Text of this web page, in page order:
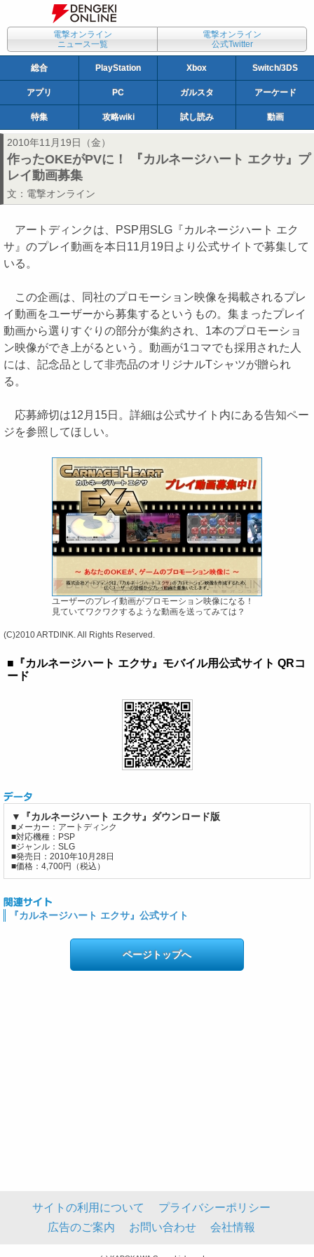
電撃オンライン
ニュース一覧
電撃オンライン
公式Twitter
総合 PlayStation Xbox Switch/3DS
アプリ PC ガルスタ アーケード
特集 攻略wiki 試し読み 動画
2010年11月19日（金）
作ったOKEがPVに！ 『カルネージハート エクサ』プ
レイ動画募集
文： 電撃オンライン
アートディンクは、PSP用SLG『カルネージハート エク
サ』のプレイ動画を本日11月19日より公式サイトで募集して
いる。
この企画は、同社のプロモーション映像を掲載されるプレ
イ動画をユーザーから募集するというもの。集まったプレイ
動画から選りすぐりの部分が集約され、1本のプロモーショ
ン映像ができ上がるという。動画が1コマでも採用された人
には、記念品として非売品のオリジナルTシャツが贈られ
る。
応募締切は12月15日。詳細は公式サイト内にある告知ペー
ジを参照してほしい。
ユーザーのプレイ動画がプロモーション映像になる！
見ていてワクワクするような動画を送ってみては？
(C)2010 ARTDINK. All Rights Reserved.
■『カルネージハート エクサ』モバイル用公式サイト QRコ
ード
▼『カルネージハート エクサ』ダウンロード版
■メーカー：アートディンク
■対応機種：PSP
■ジャンル：SLG
■発売日：2010年10月28日
■価格：4,700円（税込）
『カルネージハート エクサ』公式サイト
ページトップへ
サイトの利用について
プライバシーポリシー
広告のご案内
お問い合わせ 会社情報